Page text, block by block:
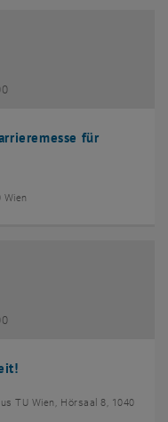
für
Wien
TU Wien, Hörsaal 8, 1040